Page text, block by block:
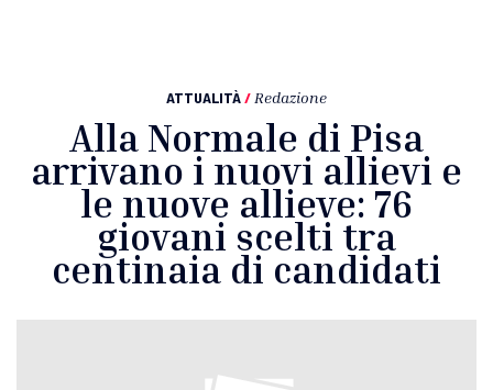
ATTUALITÀ/ Redazione
Alla Normale di Pisa
arrivano i nuovi allievi e
le nuove allieve: 76
giovani scelti tra
centinaia di candidati